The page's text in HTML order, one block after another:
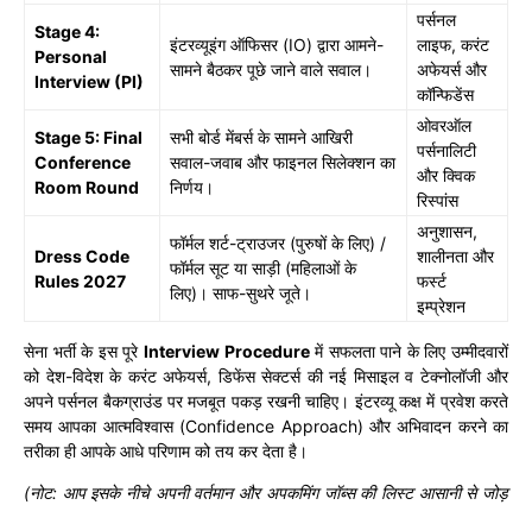
Stage 4:
Personal
Interview (PI)
इंटरव्यूइंग ऑफिसर (IO) द्वारा आमने-
सामने बैठकर पूछे जाने वाले सवाल।
पर्सनल
लाइफ, करंट
अफेयर्स और
कॉन्फिडेंस
Stage 5: Final
Conference
Room Round
सभी बोर्ड मेंबर्स के सामने आखिरी
सवाल-जवाब और फाइनल सिलेक्शन का
निर्णय।
ओवरऑल
पर्सनालिटी
और क्विक
रिस्पांस
Dress Code
Rules 2027
फॉर्मल शर्ट-ट्राउजर (पुरुषों के लिए) /
फॉर्मल सूट या साड़ी (महिलाओं के
लिए)। साफ-सुथरे जूते।
अनुशासन,
शालीनता और
फर्स्ट
इम्प्रेशन
सेना भर्ती के इस पूरे Interview Procedureमें सफलता पाने के लिए उम्मीदवारों
को देश-विदेश के करंट अफेयर्स, डिफेंस सेक्टर्स की नई मिसाइल व टेक्नोलॉजी और
अपने पर्सनल बैकग्राउंड पर मजबूत पकड़ रखनी चाहिए। इंटरव्यू कक्ष में प्रवेश करते
समय आपका आत्मविश्वास (Confidence Approach) और अभिवादन करने का
तरीका ही आपके आधे परिणाम को तय कर देता है।
(नोट: आप इसके नीचे अपनी वर्तमान और अपकमिंग जॉब्स की लिस्ट आसानी से जोड़